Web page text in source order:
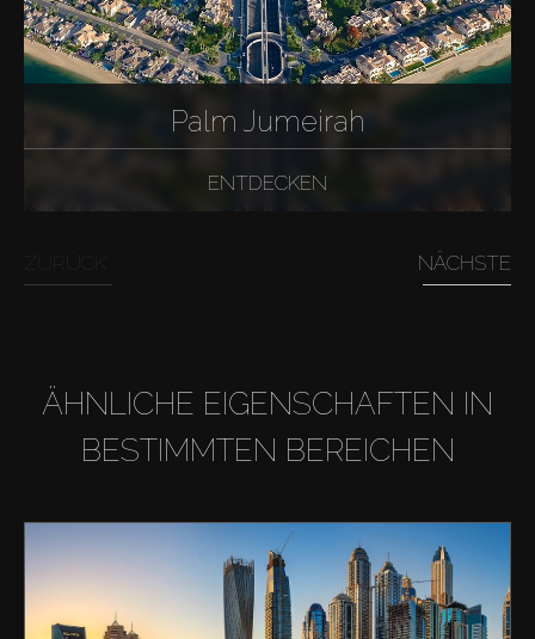
Palm Jumeirah
ENTDECKEN
NÄCHSTE
ÄHNLICHE EIGENSCHAFTEN IN
BESTIMMTEN BEREICHEN